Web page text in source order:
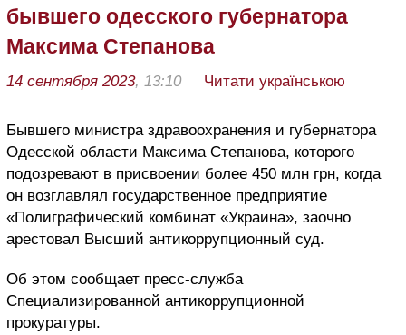
бывшего одесского губернатора
Максима Степанова
14 сентября 2023, 13:10 Читати українською
Бывшего министра здравоохранения и губернатора
Одесской области Максима Степанова, которого
подозревают в присвоении более 450 млн грн, когда
он возглавлял государственное предприятие
«Полиграфический комбинат «Украина», заочно
арестовал Высший антикоррупционный суд.
Об этом сообщает пресс-служба
Специализированной антикоррупционной
прокуратуры.